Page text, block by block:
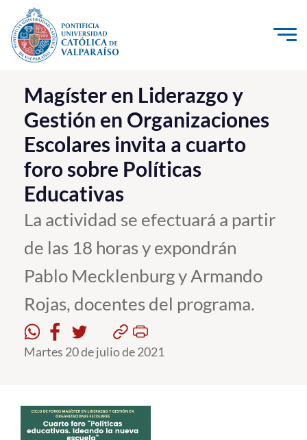
Click acá para ir directamente al contenido
La Universidad
Investigación, Creación e Innovación
PUCV Internacional
Vinculación con el Medio
Admisión
Pregrado
Postgrado
Formación Continua
Estudiantes
Alumni
Magíster en Liderazgo y
Gestión en Organizaciones
Escolares invita a cuarto
foro sobre Políticas
Educativas
La actividad se efectuará a partir
de las 18 horas y expondrán
Pablo Mecklenburg y Armando
Rojas, docentes del programa.
Martes 20 de julio de 2021